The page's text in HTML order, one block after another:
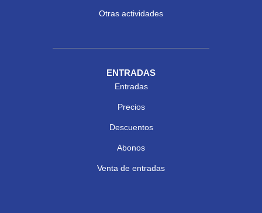
Otras actividades
ENTRADAS
Entradas
Precios
Descuentos
Abonos
Venta de entradas